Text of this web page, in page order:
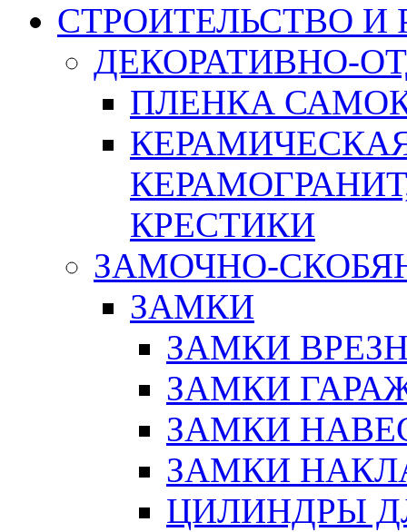
СТРОИТЕЛЬСТВО И
ДЕКОРАТИВНО-
ПЛЕНКА
КРЕСТИКИ
ЗАМОЧНО-
ЗАМКИ
ЗАМКИ
ЗАМКИ
ЗАМКИ
ЗАМКИ
ЦИЛИНДРЫ